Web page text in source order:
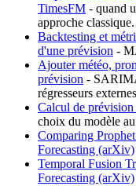
TimesFM - quand
approche classique.
Backtesting et
d'une prévision -
Ajouter météo,
prévision -
régresseurs
Calcul de
choix du modèle
Comparing
Forecasting (arXiv)
Temporal Fusion
Forecasting (arXiv)